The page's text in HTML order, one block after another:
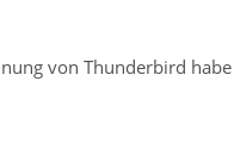
von Thunderbird